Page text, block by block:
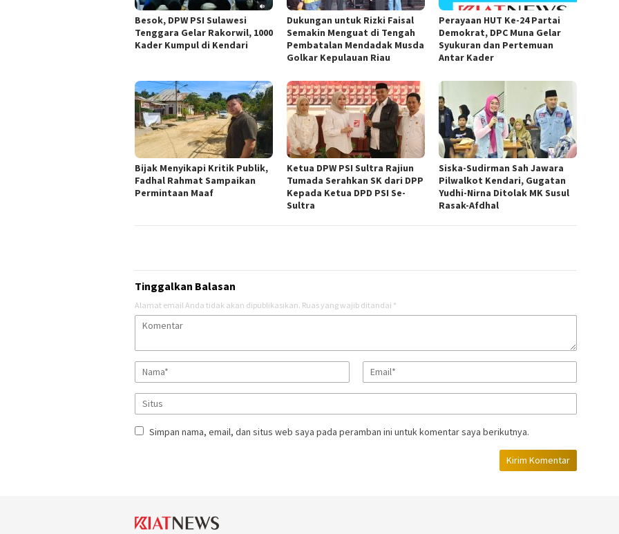
Besok, DPW PSI Sulawesi
Tenggara Gelar Rakorwil, 1000
Kader Kumpul di Kendari
Dukungan untuk Rizki Faisal
Semakin Menguat di Tengah
Pembatalan Mendadak Musda
Golkar Kepulauan Riau
Perayaan HUT Ke-24 Partai
Demokrat, DPC Muna Gelar
Syukuran dan Pertemuan
Antar Kader
Bijak Menyikapi Kritik Publik,
Fadhal Rahmat Sampaikan
Permintaan Maaf
Ketua DPW PSI Sultra Rajiun
Tumada Serahkan SK dari DPP
Kepada Ketua DPD PSI Se-
Sultra
Siska-Sudirman Sah Jawara
Pilwalkot Kendari, Gugatan
Yudhi-Nirna Ditolak MK Susul
Rasak-Afdhal
Tinggalkan Balasan
Alamat email Anda tidak akan dipublikasikan. Ruas yang wajib ditandai *
Simpan nama, email, dan situs web saya pada peramban ini untuk komentar saya berikutnya.